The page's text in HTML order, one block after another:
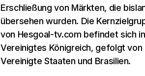
Erschließung von Märkten, die
übersehen wurden. Die
von Hesgoal-tv.com befindet sich in
Vereinigtes Königreich, gefolgt von
Vereinigte Staaten und Brasilien.